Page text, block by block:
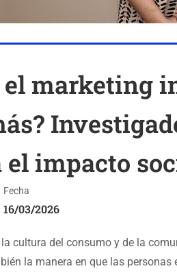
el marketing
el impacto
Fecha
16/03/2026
cultura del consumo y de la
la manera en que las